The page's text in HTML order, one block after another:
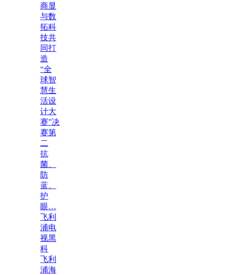
商显
与数
拓科
技共
同打
造
“全
球智
慧生
活设
计大
赛”决
赛第
二
抗
菌、
防
蓝、
护
眼…
飞利
浦电
视黑
科
飞利
浦海